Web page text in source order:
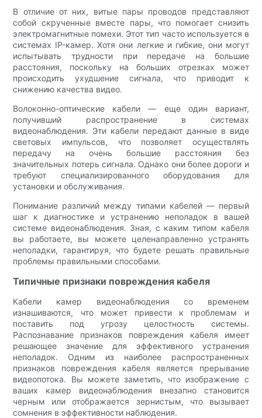
В отличие от них, витые пары проводов представляют
собой скрученные вместе пары, что помогает снизить
электромагнитные помехи. Этот тип часто используется в
системах IP-камер. Хотя они легкие и гибкие, они могут
испытывать трудности при передаче на большие
расстояния, поскольку на больших отрезках может
происходить ухудшение сигнала, что приводит к
снижению качества видео.
Волоконно-оптические кабели — еще один вариант,
получивший распространение в системах
видеонаблюдения. Эти кабели передают данные в виде
световых импульсов, что позволяет осуществлять
передачу на очень большие расстояния без
значительных потерь сигнала. Однако они более дороги и
требуют специализированного оборудования для
установки и обслуживания.
Понимание различий между типами кабелей — первый
шаг к диагностике и устранению неполадок в вашей
системе видеонаблюдения. Зная, с каким типом кабеля
вы работаете, вы можете целенаправленно устранять
неполадки, гарантируя, что будете решать правильные
проблемы правильными способами.
Типичные признаки повреждения кабеля
Кабели камер видеонаблюдения со временем
изнашиваются, что может привести к проблемам и
поставить под угрозу целостность системы.
Распознавание признаков повреждения кабеля имеет
решающее значение для эффективного устранения
неполадок. Одним из наиболее распространенных
признаков повреждения кабеля является прерывание
видеопотока. Вы можете заметить, что изображение с
ваших камер видеонаблюдения внезапно становится
черным или отображается зернистым, что вызывает
сомнения в эффективности наблюдения.